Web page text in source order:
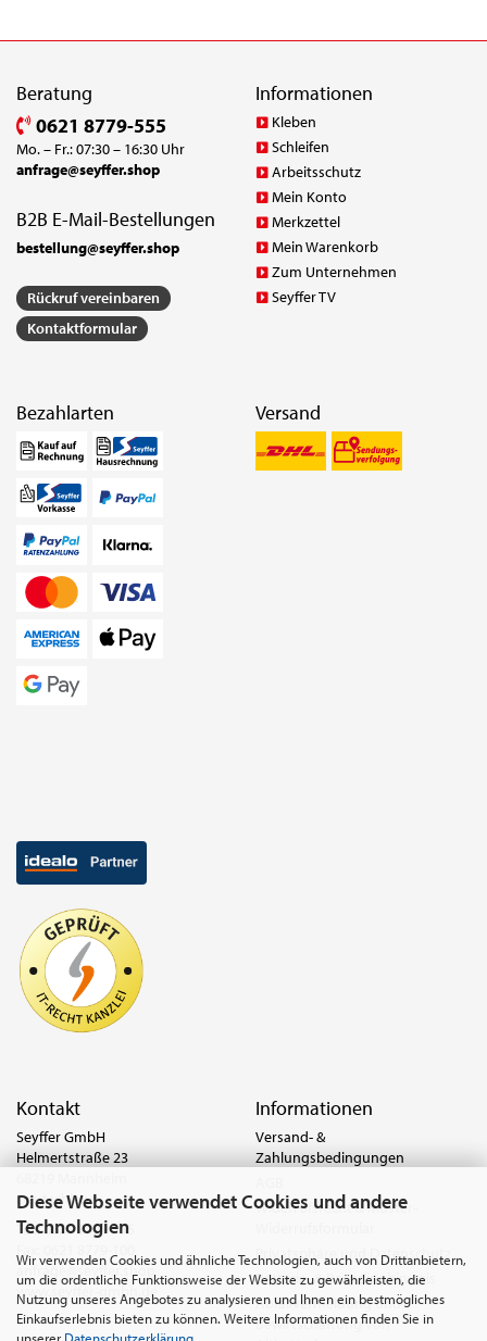
Diese Webseite verwendet Cookies und andere
Technologien
Wir verwenden Cookies und ähnliche Technologien, auch von Drittanbietern,
um die ordentliche Funktionsweise der Website zu gewährleisten, die
Nutzung unseres Angebotes zu analysieren und Ihnen ein bestmögliches
Einkaufserlebnis bieten zu können. Weitere Informationen finden Sie in
unserer Datenschutzerklärung
Beratung
0621 8779-555
Mo. – Fr.: 07:30 – 16:30 Uhr
anfrage@seyffer.shop
B2B E-Mail-Bestellungen
bestellung@seyffer.shop
Rückruf vereinbaren
Kontaktformular
Informationen
Kleben
Schleifen
Arbeitsschutz
Mein Konto
Merkzettel
Mein Warenkorb
Zum Unternehmen
Seyffer TV
Bezahlarten Versand
Kontakt
Seyffer GmbH
Helmertstraße 23
Deutschland
Tel.:0621 8779-555
anfrage@seyffer.shop
www.seyffer-gmbh.de
Informationen
Versand- &
Zahlungsbedingungen
Widerrufsrecht & Muster-
Privatsphäre und Datenschutz
Batterie- & Recyclinghinweis
Abfallvermeidung und
Bewirtschaftung von